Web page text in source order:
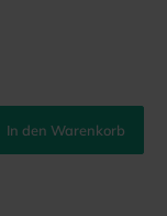
In den Warenkorb